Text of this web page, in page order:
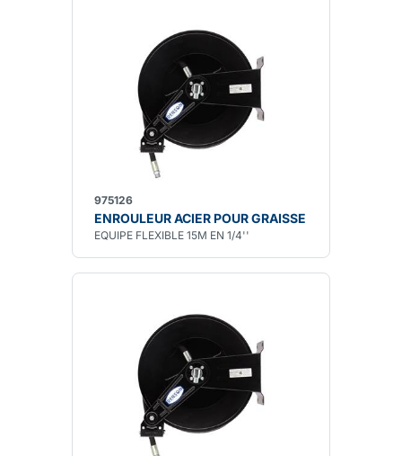
975126
ENROULEUR ACIER POUR GRAISSE
EQUIPE FLEXIBLE 15M EN 1/4''